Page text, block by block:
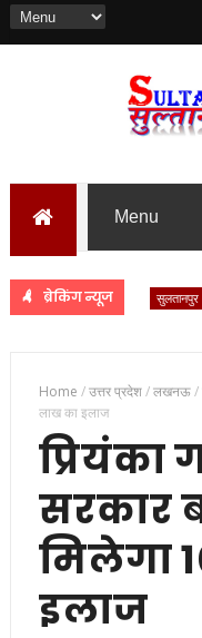
ब्रेकिंग न्यूज सुलतानपुर
Home /उत्तर प्रदेश/लखनऊ/
लाख का इलाज
प्रियंका
सरकार
मिलेगा
इलाज